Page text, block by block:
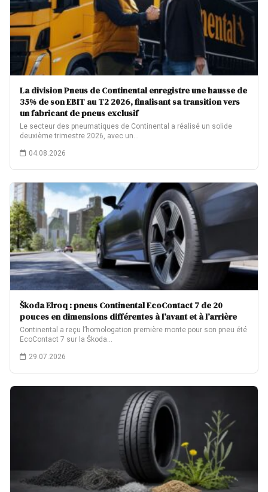
La division Pneus de Continental enregistre une hausse de
35% de son EBIT au T2 2026, finalisant sa transition vers
un fabricant de pneus exclusif
Le secteur des pneumatiques de Continental a réalisé un solide
deuxième trimestre 2026, avec un…
04.08.2026
Škoda Elroq : pneus Continental EcoContact 7 de 20
pouces en dimensions différentes à l’avant et à l’arrière
Continental a reçu l’homologation première monte pour son pneu été
EcoContact 7 sur la Škoda…
29.07.2026